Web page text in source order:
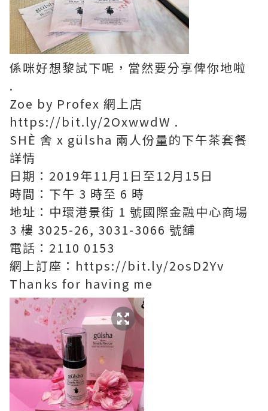
係咪好想黎試下呢，當然要分享俾你地啦
.
Zoe by Profex 網上店
https://bit.ly/2OxwwdW .
SHÈ 舍 x gülsha 兩人份量的下午茶套餐
詳情
日期：2019年11月1日至12月15日
時間：下午 3 時至 6 時
地址：中環港景街 1 號國際金融中心商場
3 樓 3025-26, 3031-3066 號舖
電話：2110 0153
網上訂座：https://bit.ly/2osD2Yv
Thanks for having me